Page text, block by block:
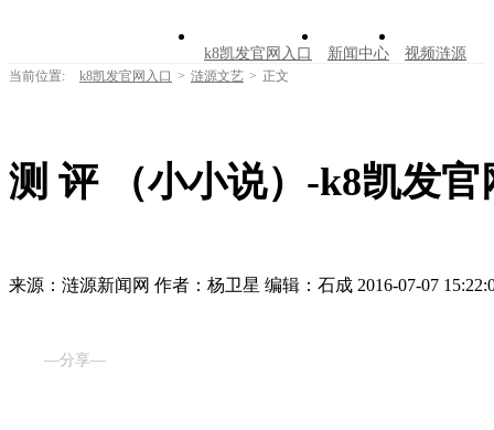
k8凯发官网入口 新闻中心 视频涟源
走进涟源
当前位置: k8凯发官网入口 > 涟源文艺 > 正文
测 评 （小小说）-k8凯发官
来源：涟源新闻网 作者：杨卫星 编辑：石成 2016-07-07
—分享—